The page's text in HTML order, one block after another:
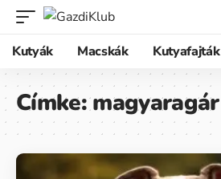
Kutyák Macskák Kutyafajták
Címke:magyaragár